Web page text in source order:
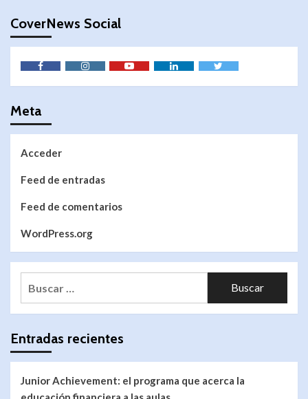
CoverNews Social
Meta
Acceder
Feed de entradas
Feed de comentarios
WordPress.org
Entradas recientes
Junior Achievement: el programa que acerca la